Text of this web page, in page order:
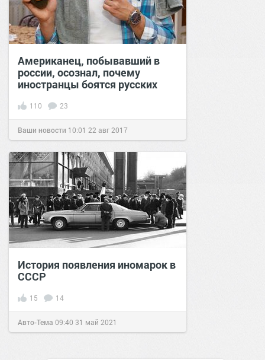
Американец, побывавший в
россии, осознал, почему
иностранцы боятся русских
110 23
Ваши новости 10:01 22 авг 2017
История появления иномарок в
СССР
15 14
Авто-Тема 09:40 31 май 2021